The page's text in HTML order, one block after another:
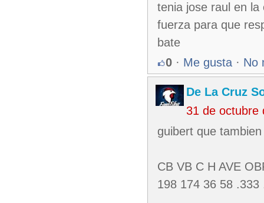
tenia jose raul en
fuerza para que
bate
0 · Me gusta · No
De La Cruz
31 de octubre
guibert que
CB VB C H AVE
198 174 36 58